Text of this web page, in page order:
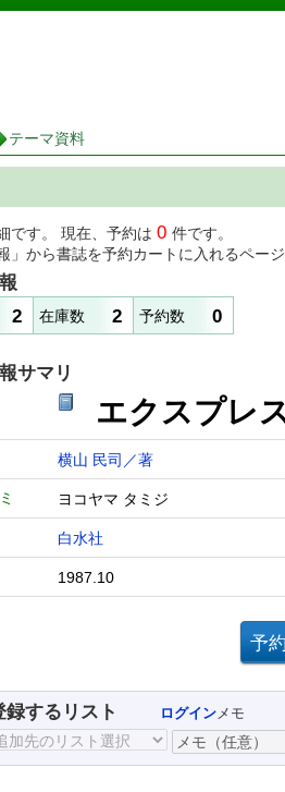
書館 蔵書検索・予約システム
テーマ資料
です。 現在、予約は 0 件です。
」から書誌を予約カートに入れるペー
2 在庫数 2 予約数 0
サマリ
エクスプレ
横山 民司／著
ヨコヤマ タミジ
白水社
1987.10
録するリスト ログインメモ